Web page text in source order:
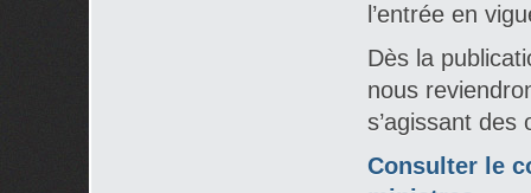
l’entrée en
Dès la
nous
s’agissant des
Consulter le